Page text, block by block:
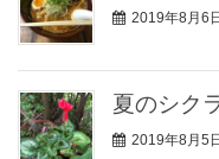
2019年8月6日
夏のシク
2019年8月5